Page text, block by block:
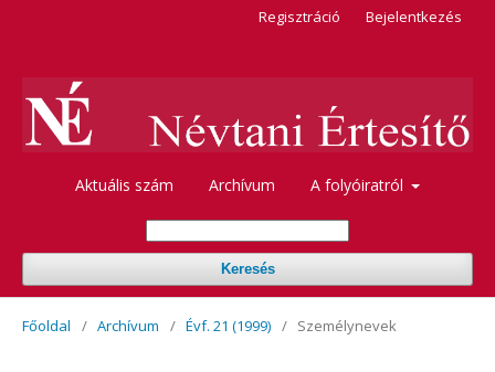
Aktuális szám Archívum A folyóiratról
Keresés
Regisztráció Bejelentkezés
Főoldal / Archívum / Évf. 21 (1999) / Személynevek